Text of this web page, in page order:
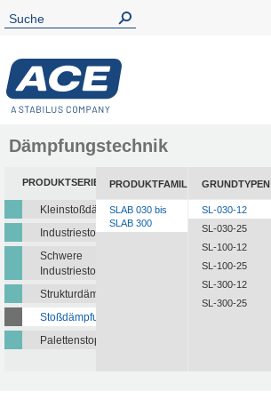
Dämpfungstechnik
PRODUKTSERIEN
Kleinstoßdämpfer
Industriestoßdämpfer
Schwere
Industriestoßdämpfer
Strukturdämpfer
Stoßdämpfungsplatten
Palettenstopper
PRODUKTFAMILIEN
SLAB 030 bis
SLAB 300
GRUNDTYPEN
SL-030-12
SL-030-25
SL-100-12
SL-100-25
SL-300-12
SL-300-25